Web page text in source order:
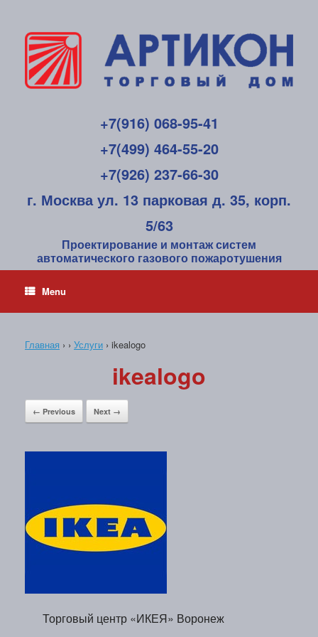
Проектирование и монтаж систем
автоматического газового пожаротушения
+7(916) 068-95-41
+7(499) 464-55-20
+7(926) 237-66-30
г. Москва ул. 13 парковая д. 35, корп.
5/63
Menu
Главная › › Услуги › ikealogo
ikealogo
← Previous Next →
Торговый центр «ИКЕЯ» Воронеж